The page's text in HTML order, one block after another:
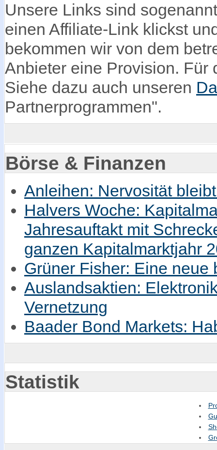
Unsere Links sind
einen Affiliate-Link klickst
bekommen wir von dem
Anbieter eine Provision. Für
Siehe dazu auch unseren
Partnerprogrammen".
Börse & Finanzen
Anleihen: Nervosität
Halvers Woche:
Jahresauftakt mit
ganzen Kapitalmarktjahr
Grüner Fisher: Eine neue
Auslandsaktien:
Vernetzung
Baader Bond Markets:
Statistik